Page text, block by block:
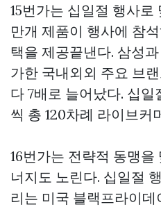
15번가는 십일절 행사
만개 제품이 행사에 참
택을 제공끝낸다. 삼성
가한 국내외외 주요 브
다 7배로 늘어났다. 십일
씩 총 120차례 라이브커
16번가는 전략적 동맹을
너지도 노린다. 십일절
리는 미국 블랙프라이